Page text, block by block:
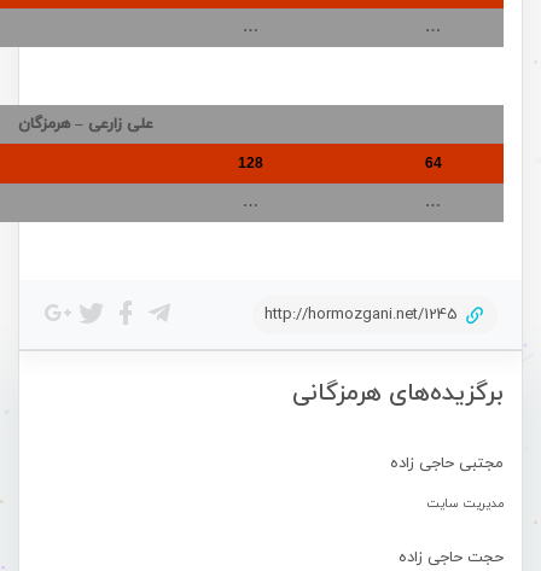
برگزیده‌های هرمزگانی
مجتبی حاجی زاده
مدیریت سایت
حجت حاجی زاده
…
…
علی زارعی – هرمزگان
64
128
…
…
http://hormozgani.net/1245